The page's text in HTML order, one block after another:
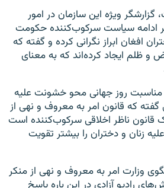
گزارشگر ویژه این سازمان در امور
ادامه سیاست سرکوب‌کننده حکومت
افغان ابراز نگرانی کرده و گفته که
ظلم ایجاد کرده‌اند که به معنای
مناسبت روز جهانی محو خشونت علیه
گفته که قانون امر به معروف و نهی از
قانون ناظر اخلاقی سرکوب‌کننده است
زنان و دختران را بیشتر تقویت
وزارت امر به معروف و نهی از منکر